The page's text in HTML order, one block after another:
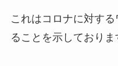
これはコロナに対す
ることを示しておりま